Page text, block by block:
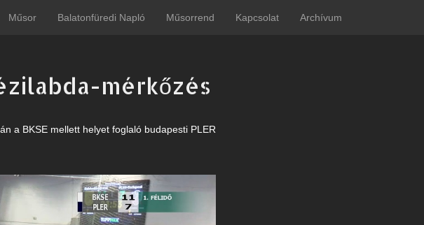
Műsor Balatonfüredi Napló Műsorrend Kapcsolat Archívum
mérkőzés
a BKSE mellett helyet foglaló budapesti PLER